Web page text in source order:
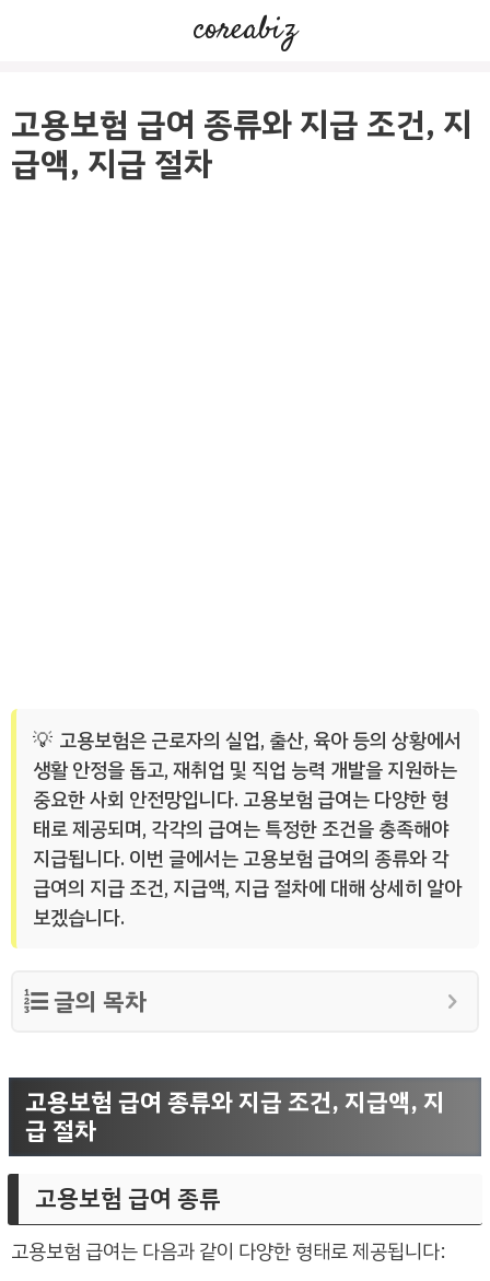
건
너
coreabiz
고용보험 급여 종류와 지급 조건, 지
급액, 지급 절차
고용보험은 근로자의 실업, 출산, 육아 등의 상황에서
생활 안정을 돕고, 재취업 및 직업 능력 개발을 지원하는
중요한 사회 안전망입니다. 고용보험 급여는 다양한 형
태로 제공되며, 각각의 급여는 특정한 조건을 충족해야
지급됩니다. 이번 글에서는 고용보험 급여의 종류와 각
급여의 지급 조건, 지급액, 지급 절차에 대해 상세히 알아
보겠습니다.
글의 목차
고용보험 급여 종류와 지급 조건, 지급액, 지
급 절차
고용보험 급여 종류
고용보험 급여는 다음과 같이 다양한 형태로 제공됩니다: